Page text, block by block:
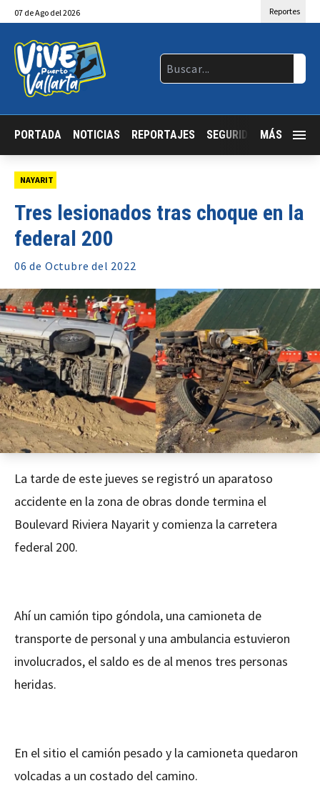
07 deAgo del 2026 Reportes
PORTADA NOTICIAS REPORTAJES SEGURIDAD JALISCO
MÁS
NAYARIT
Tres lesionados tras choque en la
federal 200
06 de Octubre del 2022
La tarde de este jueves se registró un aparatoso
accidente en la zona de obras donde termina el
Boulevard Riviera Nayarit y comienza la carretera
federal 200.
Ahí un camión tipo góndola, una camioneta de
transporte de personal y una ambulancia estuvieron
involucrados, el saldo es de al menos tres personas
heridas.
En el sitio el camión pesado y la camioneta quedaron
volcadas a un costado del camino.